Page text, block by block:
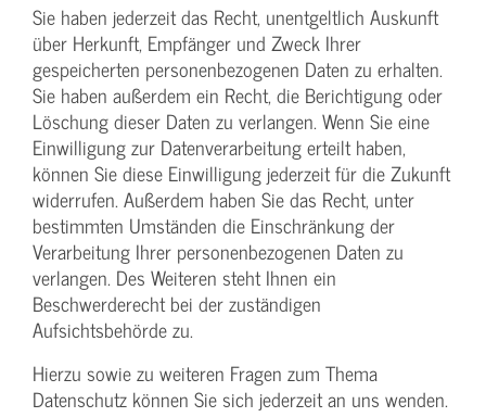
Sie haben jederzeit das Recht, unentgeltlich Auskunft
über Herkunft, Empfänger und Zweck Ihrer
gespeicherten personenbezogenen Daten zu erhalten.
Sie haben außerdem ein Recht, die Berichtigung oder
Löschung dieser Daten zu verlangen. Wenn Sie eine
Einwilligung zur Datenverarbeitung erteilt haben,
können Sie diese Einwilligung jederzeit für die Zukunft
widerrufen. Außerdem haben Sie das Recht, unter
bestimmten Umständen die Einschränkung der
Verarbeitung Ihrer personenbezogenen Daten zu
verlangen. Des Weiteren steht Ihnen ein
Beschwerderecht bei der zuständigen
Aufsichtsbehörde zu.
Hierzu sowie zu weiteren Fragen zum Thema
Datenschutz können Sie sich jederzeit an uns wenden.